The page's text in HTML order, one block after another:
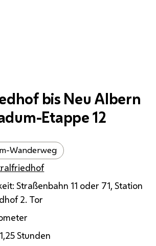
bis Neu Albern
Etappe 12
Wanderweg
Straßenbahn 11 oder 71, Station
2. Tor
Stunden